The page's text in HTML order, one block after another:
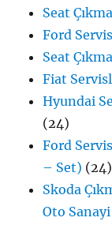
Seat
Ford
Seat
Fiat
Hyundai
(24)
Ford
– Set) (24)
Skoda
Oto Sanayi